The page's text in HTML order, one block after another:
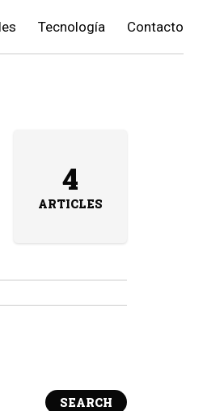
Tecnología Contacto
4
ARTICLES
SEARCH